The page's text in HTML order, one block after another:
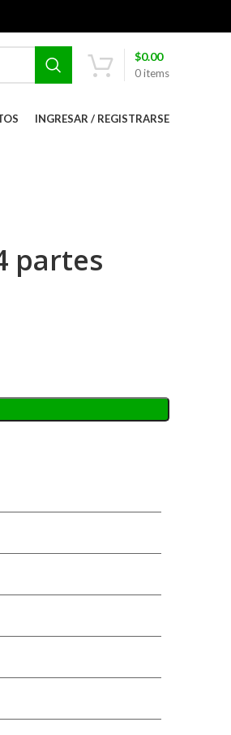
0items
$0.00
INGRESAR / REGISTRARSE
partes